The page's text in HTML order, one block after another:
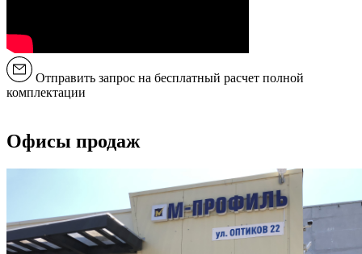
Отправить запрос на бесплатный расчет полной
комплектации
Офисы продаж